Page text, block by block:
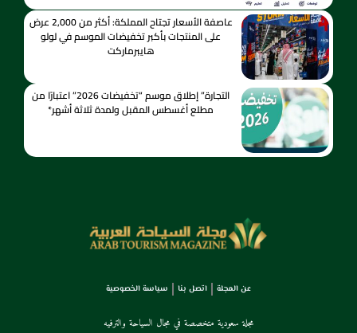
عاصفة الأسعار تجتاح المملكة: أكثر من 2,000 عرض
على المنتجات بأكبر تخفيضات الموسم في لولو
هايبرماركت
التجارة” إطلاق موسم “تخفيضات 2026” اعتبارًا من
مطلع أغسطس المقبل ولمدة ثلاثة أشهر*
عن المجلة اتصل بنا سياسة الخصوصية
مجلة سعودية متخصصة في مجال السياحة والترفيه